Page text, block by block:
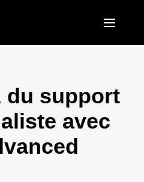
States (English)
Kingdom (English)
(Français)
PACIFIC
(English)
du support
avec